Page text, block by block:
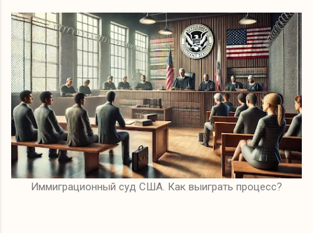
Иммиграционный суд США. Как выиграть процесс?